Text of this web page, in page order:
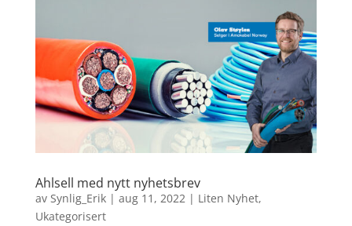
Ahlsell med nytt nyhetsbrev
av Synlig_Erik| aug 11, 2022 | Liten Nyhet,
Ukategorisert